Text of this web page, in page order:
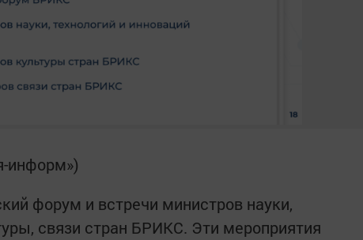
информ»)
форум и встречи министров науки,
связи стран БРИКС. Эти мероприятия